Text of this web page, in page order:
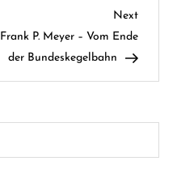
Next
Post
Next
Frank P. Meyer – Vom Ende
der Bundeskegelbahn